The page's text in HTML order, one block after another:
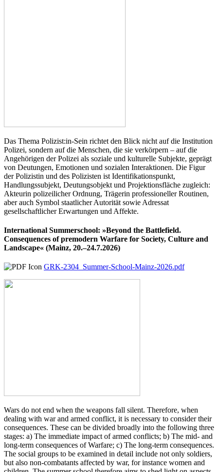
Das Thema Polizist:in-Sein richtet den Blick nicht auf die Institution
Polizei, sondern auf die Menschen, die sie verkörpern – auf die
Angehörigen der Polizei als soziale und kulturelle Subjekte, geprägt
von Deutungen, Emotionen und sozialen Interaktionen. Die Figur
der Polizistin und des Polizisten ist Identifikationspunkt,
Handlungssubjekt, Deutungsobjekt und Projektionsfläche zugleich:
Akteurin polizeilicher Ordnung, Trägerin professioneller Routinen,
aber auch Symbol staatlicher Autorität sowie Adressat
gesellschaftlicher Erwartungen und Affekte.
International Summerschool: »Beyond the Battlefield.
Consequences of premodern Warfare for Society, Culture and
Landscape« (Mainz, 20.–24.7.2026)
GRK-2304_Summer-School-Mainz-2026.pdf
Wars do not end when the weapons fall silent. Therefore, when
dealing with war and armed conflict, it is necessary to consider their
consequences. These can be divided broadly into the following three
stages: a) The immediate impact of armed conflicts; b) The mid- and
long-term consequences of Warfare; c) The long-term consequences.
The social groups to be examined in detail include not only soldiers,
but also non-combatants affected by war, for instance women and